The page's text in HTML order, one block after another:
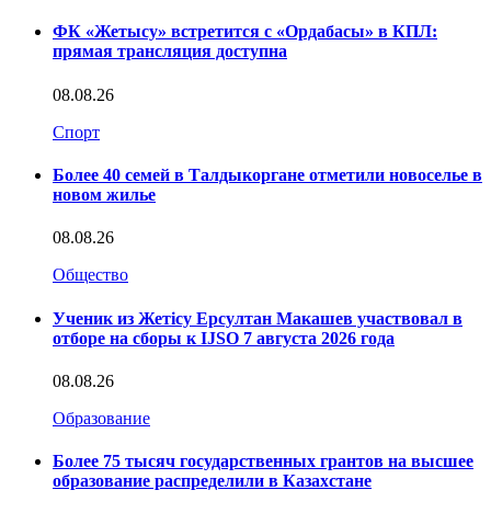
ФК «Жетысу» встретится с «Ордабасы» в КПЛ:
прямая трансляция доступна
08.08.26
Спорт
Более 40 семей в Талдыкоргане отметили новоселье в
новом жилье
08.08.26
Общество
Ученик из Жетісу Ерсултан Макашев участвовал в
отборе на сборы к IJSO 7 августа 2026 года
08.08.26
Образование
Более 75 тысяч государственных грантов на высшее
образование распределили в Казахстане